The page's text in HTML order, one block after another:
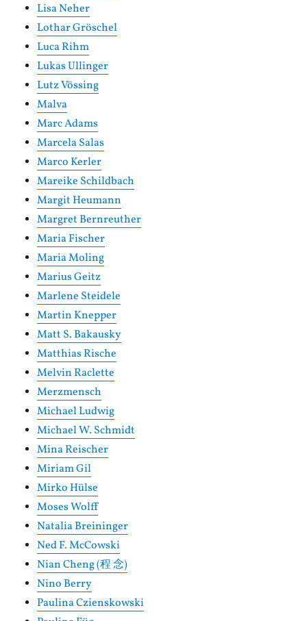
Lisa Neher
Lothar Gröschel
Luca Rihm
Lukas Ullinger
Lutz Vössing
Malva
Marc Adams
Marcela Salas
Marco Kerler
Mareike Schildbach
Margit Heumann
Margret Bernreuther
Maria Fischer
Maria Moling
Marius Geitz
Marlene Steidele
Martin Knepper
Matt S. Bakausky
Matthias Rische
Melvin Raclette
Merzmensch
Michael Ludwig
Michael W. Schmidt
Mina Reischer
Miriam Gil
Mirko Hülse
Moses Wolff
Natalia Breininger
Ned F. McCowski
Nian Cheng (程 念)
Nino Berry
Paulina Czienskowski